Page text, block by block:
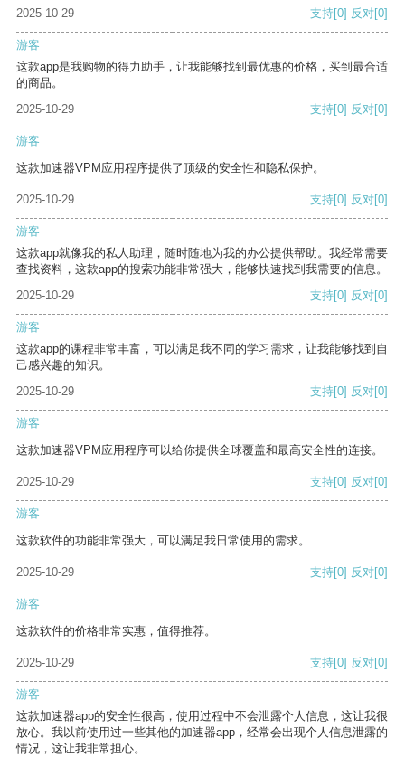
2025-10-29 支持[0] 反对[0]
游客
这款app是我购物的得力助手，让我能够找到最优惠的价格，买到最合适
的商品。
2025-10-29
支持[0] 反对[0]
游客
这款加速器VPM应用程序提供了顶级的安全性和隐私保护。
2025-10-29 支持[0] 反对[0]
游客
这款app就像我的私人助理，随时随地为我的办公提供帮助。我经常需要
查找资料，这款app的搜索功能非常强大，能够快速找到我需要的信息。
2025-10-29
支持[0] 反对[0]
游客
这款app的课程非常丰富，可以满足我不同的学习需求，让我能够找到自
己感兴趣的知识。
2025-10-29
支持[0] 反对[0]
游客
这款加速器VPM应用程序可以给你提供全球覆盖和最高安全性的连接。
2025-10-29 支持[0] 反对[0]
游客
这款软件的功能非常强大，可以满足我日常使用的需求。
2025-10-29 支持[0] 反对[0]
游客
这款软件的价格非常实惠，值得推荐。
2025-10-29 支持[0] 反对[0]
游客
这款加速器app的安全性很高，使用过程中不会泄露个人信息，这让我很
放心。我以前使用过一些其他的加速器app，经常会出现个人信息泄露的
情况，这让我非常担心。